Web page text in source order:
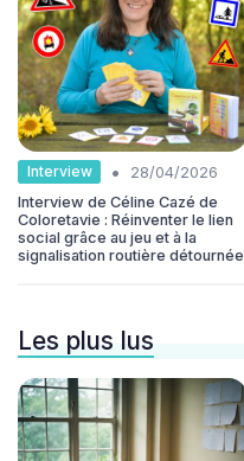
Interview •
28/04/2026
Interview de Céline Cazé de
Coloretavie : Réinventer le lien
social grâce au jeu et à la
signalisation routière détournée
Les plus lus